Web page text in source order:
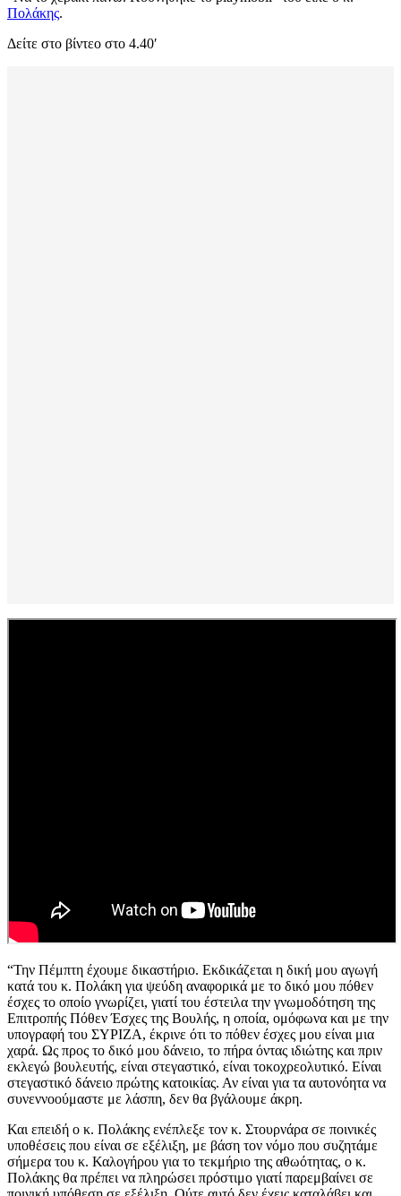
Πολάκης.
Δείτε στο βίντεο στο 4.40′
“Την Πέμπτη έχουμε δικαστήριο. Εκδικάζεται η δική μου αγωγή
κατά του κ. Πολάκη για ψεύδη αναφορικά με το δικό μου πόθεν
έσχες το οποίο γνωρίζει, γιατί του έστειλα την γνωμοδότηση της
Επιτροπής Πόθεν Έσχες της Βουλής, η οποία, ομόφωνα και με την
υπογραφή του ΣΥΡΙΖΑ, έκρινε ότι το πόθεν έσχες μου είναι μια
χαρά. Ως προς το δικό μου δάνειο, το πήρα όντας ιδιώτης και πριν
εκλεγώ βουλευτής, είναι στεγαστικό, είναι τοκοχρεολυτικό. Είναι
στεγαστικό δάνειο πρώτης κατοικίας. Αν είναι για τα αυτονόητα να
συνεννοούμαστε με λάσπη, δεν θα βγάλουμε άκρη.
Και επειδή ο κ. Πολάκης ενέπλεξε τον κ. Στουρνάρα σε ποινικές
υποθέσεις που είναι σε εξέλιξη, με βάση τον νόμο που συζητάμε
σήμερα του κ. Καλογήρου για το τεκμήριο της αθωότητας, ο κ.
Πολάκης θα πρέπει να πληρώσει πρόστιμο γιατί παρεμβαίνει σε